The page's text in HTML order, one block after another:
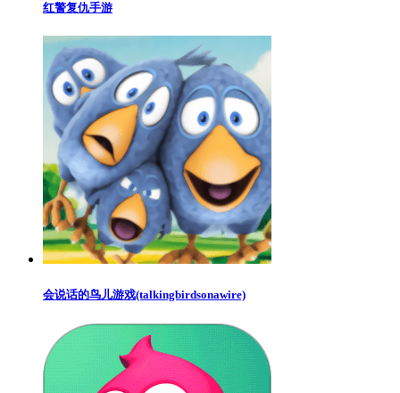
红警复仇手游
会说话的鸟儿游戏(talkingbirdsonawire)